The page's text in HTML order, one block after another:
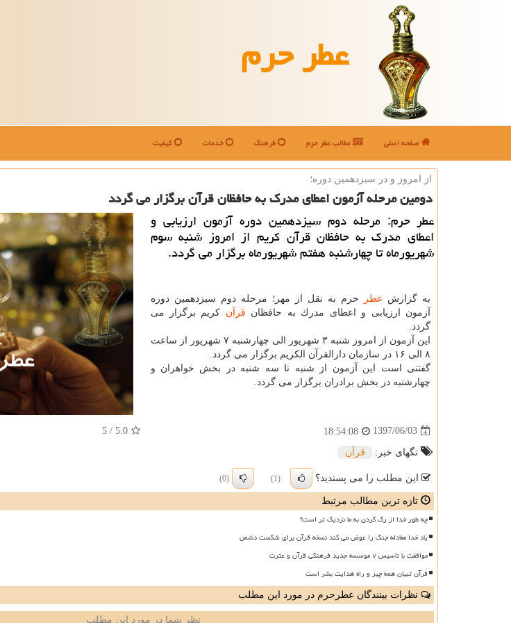
عطر حرم
صفحه اصلی مطالب عطر حرم فرهنگ خدمات کیفیت
از امروز و در سیزدهمین دوره؛
دومین مرحله آزمون اعطای مدرك به حافظان قرآن برگزار می گردد
عطر حرم: مرحله دوم سیزدهمین دوره آزمون ارزیابی و
اعطای مدرك به حافظان قرآن كریم از امروز شنبه سوم
شهریورماه تا چهارشنبه هفتم شهریورماه برگزار می گردد.
به گزارش عطر
حرم به نقل از مهر؛ مرحله دوم سیزدهمین دوره
آزمون ارزیابی و اعطای مدرك به حافظان قرآن كریم برگزار می
گردد.
این آزمون از امروز شنبه ۳ شهریور الی چهارشنبه ۷ شهریور از ساعت
۸ الی ۱۶ در سازمان دارالقرآن الكریم برگزار می گردد.
گفتنی است این آزمون از شنبه تا سه شنبه در بخش خواهران و
چهارشنبه در بخش برادران برگزار می گردد.
1397/06/03
18:54:08
5.0
/ 5
تگهای خبر: قرآن
این مطلب را می پسندید؟ (1)
(0)
تازه ترین مطالب مرتبط
چه طور خدا از رگ گردن به ما نزدیک تر است؟
یاد خدا معادله جنگ را عوض می کند نسخه قرآن برای شکست دشمن
موافقت با تاسیس ۷ موسسه جدید فرهنگی قرآن و عترت
قرآن تبیان همه چیز و راه هدایت بشر است
نظرات بینندگان عطرحرم در مورد این مطلب
نظر شما در مورد این مطلب